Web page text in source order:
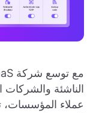
الناشئة
عملاء المؤسسات،